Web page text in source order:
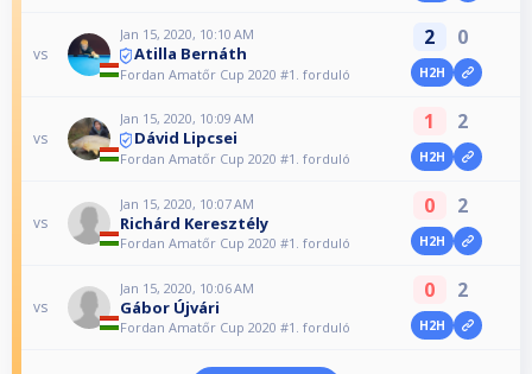
vs
Jan 15, 2020, 10:10 AM
Atilla Bernáth
Fordan Amatőr Cup 2020 #1. forduló
2 0
H2H
vs
Jan 15, 2020, 10:09 AM
Dávid Lipcsei
Fordan Amatőr Cup 2020 #1. forduló
1 2
H2H
vs
Jan 15, 2020, 10:07 AM
Richárd Keresztély
Fordan Amatőr Cup 2020 #1. forduló
0 2
H2H
vs
Jan 15, 2020, 10:06 AM
Gábor Újvári
Fordan Amatőr Cup 2020 #1. forduló
0 2
H2H